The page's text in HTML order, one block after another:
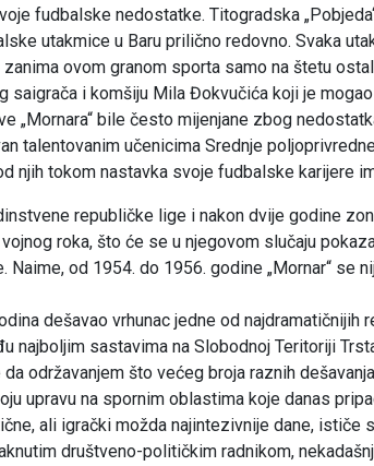
fudbalske nedostatke. Titogradska
utakmice u Baru prilično redovno. Svaka
ovom granom sporta samo na štetu
saigrača i komšiju Mila Đokvučića koji je
„Mornara“ bile često mijenjane zbog
talentovanim učenicima Srednje
njih tokom nastavka svoje fudbalske karijere
republičke lige i nakon dvije godine
roka, što će se u njegovom slučaju
Naime, od 1954. do 1956. godine „Mornar“ se
dešavao vrhunac jedne od
najboljim sastavima na Slobodnoj Teritoriji
održavanjem što većeg broja raznih
upravu na spornim oblastima koje danas
ali igrački možda najintezivnije dane, ističe
društveno-političkim radnikom,